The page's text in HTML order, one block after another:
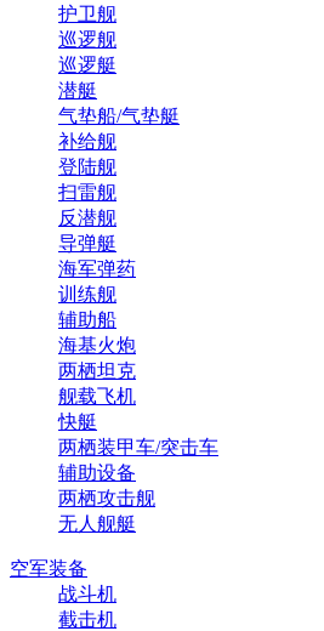
护卫舰
巡逻舰
巡逻艇
潜艇
气垫船/气垫艇
补给舰
登陆舰
扫雷舰
反潜舰
导弹艇
海军弹药
训练舰
辅助船
海基火炮
两栖坦克
舰载飞机
快艇
两栖装甲车/突击车
辅助设备
两栖攻击舰
无人舰艇
空军装备
战斗机
截击机